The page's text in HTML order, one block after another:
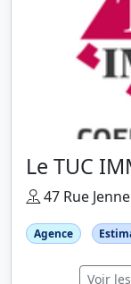
Le TUC
47 Rue
Agence
Voir